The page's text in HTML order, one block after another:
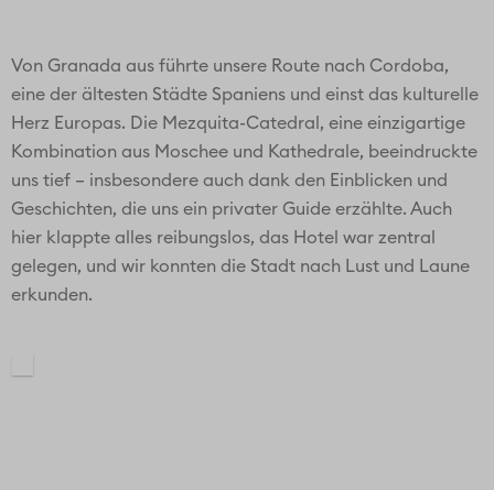
Von Granada aus führte unsere Route nach Cordoba,
eine der ältesten Städte Spaniens und einst das kulturelle
Herz Europas. Die Mezquita-Catedral, eine einzigartige
Kombination aus Moschee und Kathedrale, beeindruckte
uns tief – insbesondere auch dank den Einblicken und
Geschichten, die uns ein privater Guide erzählte. Auch
hier klappte alles reibungslos, das Hotel war zentral
gelegen, und wir konnten die Stadt nach Lust und Laune
erkunden.